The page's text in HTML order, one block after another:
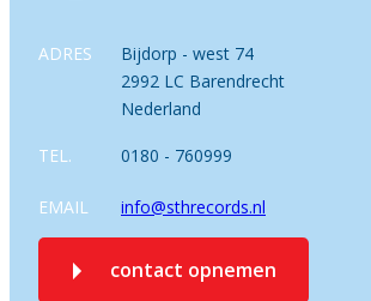
ADRES
Bijdorp - west 74
2992 LC Barendrecht
Nederland
TEL. 0180 - 760999
EMAIL info@sthrecords.nl
contact opnemen